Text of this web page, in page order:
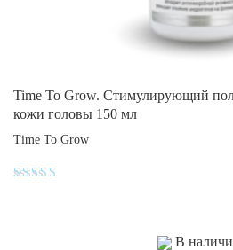
Time To Grow. Стимулирующий
кожи головы 150 мл
Time To Grow
В